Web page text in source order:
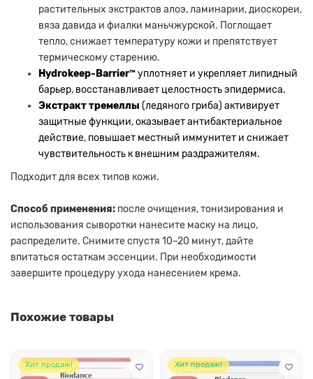
растительных экстрактов алоэ, ламинарии, диоскореи,
вяза давида и фиалки маньчжурской. Поглощает
тепло, снижает температуру кожи и препятствует
термическому старению.
Hydrokeep-Barrier™уплотняет и укрепляет липидный
барьер, восстанавливает целостность эпидермиса.
Экстракт тремеллы (ледяного гриба) активирует
защитные функции, оказывает антибактериальное
действие, повышает местный иммунитет и снижает
чувствительность к внешним раздражителям.
Подходит для всех типов кожи.
Способ применения: после очищения, тонизирования и
использования сыворотки нанесите маску на лицо,
распределите. Снимите спустя 10–20 минут, дайте
впитаться остаткам эссенции. При необходимости
завершите процедуру ухода нанесением крема.
Похожие товары
Хит продаж! Хит продаж!